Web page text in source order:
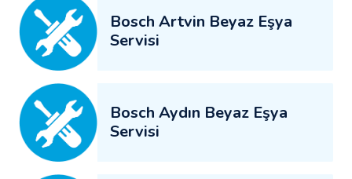
Bosch Artvin Beyaz Eşya
Servisi
Bosch Aydın Beyaz Eşya
Servisi